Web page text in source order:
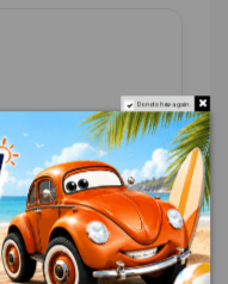
Do not show again.